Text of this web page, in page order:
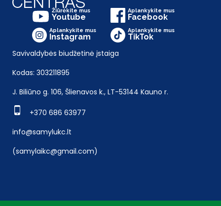
Žiūrėkite mus
Youtube
Aplankykite mus
Facebook
Aplankykite mus
Instagram
Aplankykite mus
TikTok
Savivaldybės biudžetinė įstaiga
Kodas: 303211895
J. Biliūno g. 106, Šlienavos k., LT-53144 Kauno r.
+370 686 63977
info@samylukc.lt
(samylaikc@gmail.com)